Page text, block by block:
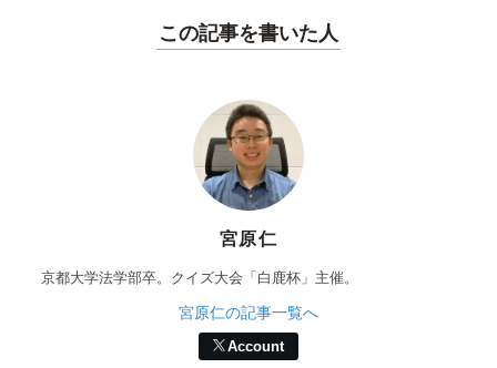
この記事を書いた人
宮原仁
京都大学法学部卒。クイズ大会「白鹿杯」主催。
宮原仁の記事一覧へ
Account